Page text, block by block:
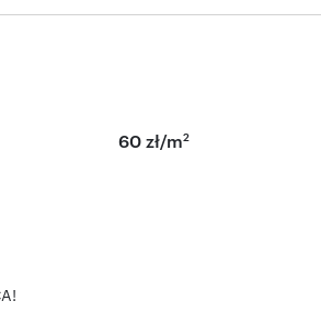
60 zł/m2